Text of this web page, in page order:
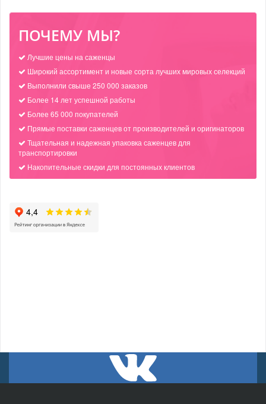
ПОЧЕМУ МЫ?
Лучшие цены на саженцы
Широкий ассортимент и новые сорта лучших мировых селекций
Выполнили свыше 250 000 заказов
Более 14 лет успешной работы
Более 65 000 покупателей
Прямые поставки саженцев от производителей и оригинаторов
Тщательная и надежная упаковка саженцев для
транспортировки
Накопительные скидки для постоянных клиентов